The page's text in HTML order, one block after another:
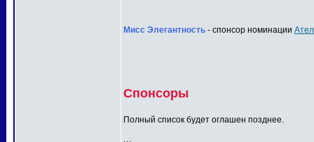
Мисс Элегантность - спонсор номинации
Спонсоры
Полный список будет оглашен позднее.